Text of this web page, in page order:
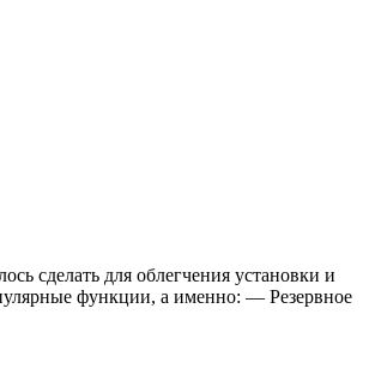
сделать для облегчения установки и
функции, а именно: — Резервное